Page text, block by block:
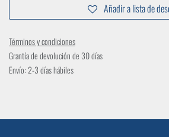
Añadir a lista de
Términos y condiciones
Grantía de devolución de 30 días
Envío: 2-3 días hábiles